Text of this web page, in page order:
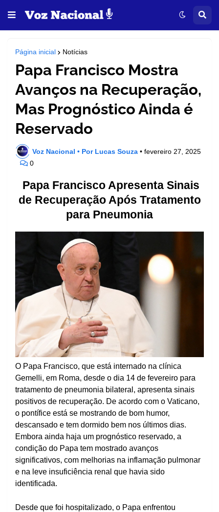
Página inicial Notícias
Papa Francisco Mostra
Avanços na Recuperação,
Mas Prognóstico Ainda é
Reservado
Voz Nacional • Por Lucas Souza • fevereiro 27, 2025
0
Papa Francisco Apresenta Sinais
de Recuperação Após Tratamento
para Pneumonia
O Papa Francisco, que está internado na clínica
Gemelli, em Roma, desde o dia 14 de fevereiro para
tratamento de pneumonia bilateral, apresenta sinais
positivos de recuperação. De acordo com o Vaticano,
o pontífice está se mostrando de bom humor,
descansado e tem dormido bem nos últimos dias.
Embora ainda haja um prognóstico reservado, a
condição do Papa tem mostrado avanços
significativos, com melhorias na inflamação pulmonar
e na leve insuficiência renal que havia sido
identificada.
Desde que foi hospitalizado, o Papa enfrentou